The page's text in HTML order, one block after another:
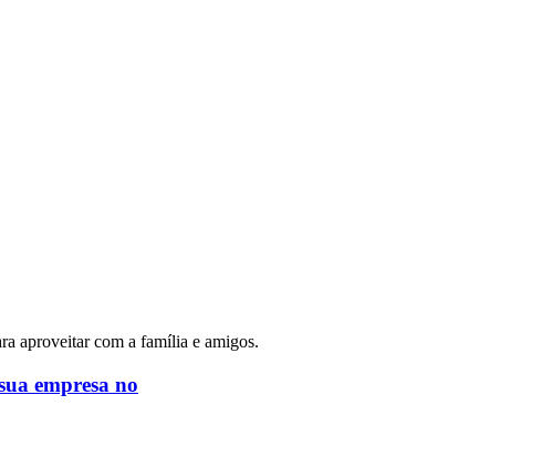
aproveitar com a família e amigos.
empresa no